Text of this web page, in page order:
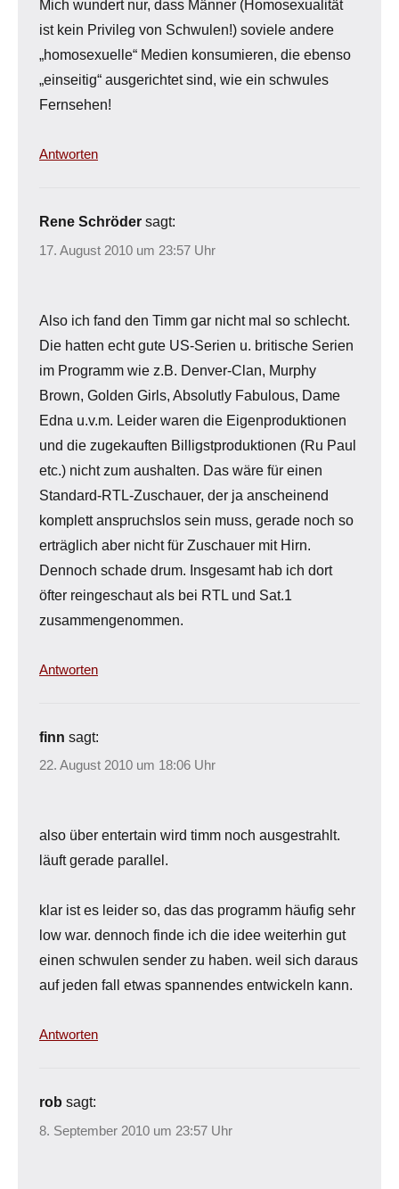
Mich wundert nur, dass Männer (Homosexualität
ist kein Privileg von Schwulen!) soviele andere
„homosexuelle“ Medien konsumieren, die ebenso
„einseitig“ ausgerichtet sind, wie ein schwules
Fernsehen!
Antworten
Rene Schröder sagt:
17. August 2010 um 23:57 Uhr
Also ich fand den Timm gar nicht mal so schlecht.
Die hatten echt gute US-Serien u. britische Serien
im Programm wie z.B. Denver-Clan, Murphy
Brown, Golden Girls, Absolutly Fabulous, Dame
Edna u.v.m. Leider waren die Eigenproduktionen
und die zugekauften Billigstproduktionen (Ru Paul
etc.) nicht zum aushalten. Das wäre für einen
Standard-RTL-Zuschauer, der ja anscheinend
komplett anspruchslos sein muss, gerade noch so
erträglich aber nicht für Zuschauer mit Hirn.
Dennoch schade drum. Insgesamt hab ich dort
öfter reingeschaut als bei RTL und Sat.1
zusammengenommen.
Antworten
finn sagt:
22. August 2010 um 18:06 Uhr
also über entertain wird timm noch ausgestrahlt.
läuft gerade parallel.
klar ist es leider so, das das programm häufig sehr
low war. dennoch finde ich die idee weiterhin gut
einen schwulen sender zu haben. weil sich daraus
auf jeden fall etwas spannendes entwickeln kann.
Antworten
rob sagt:
8. September 2010 um 23:57 Uhr